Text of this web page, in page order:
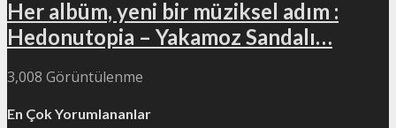
Her albüm, yeni bir müziksel adım :
Hedonutopia – Yakamoz Sandalı…
3,008 Görüntülenme
En Çok Yorumlananlar